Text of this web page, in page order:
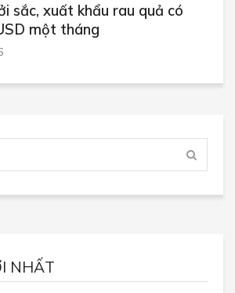
sắc, xuất khẩu rau quả có
một tháng
NHẤT